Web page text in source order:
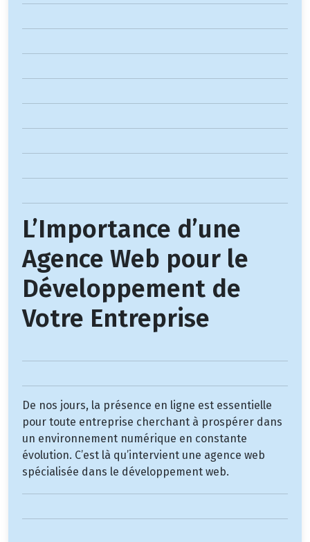
L’Importance d’une
Agence Web pour le
Développement de
Votre Entreprise
De nos jours, la présence en ligne est essentielle
pour toute entreprise cherchant à prospérer dans
un environnement numérique en constante
évolution. C’est là qu’intervient une agence web
spécialisée dans le développement web.